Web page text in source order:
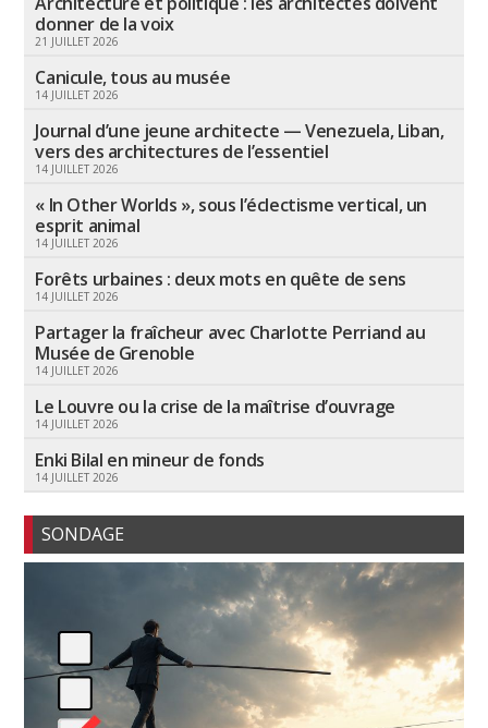
donner de la voix
21 JUILLET 2026
Canicule, tous au musée
14 JUILLET 2026
Journal d’une jeune architecte — Venezuela, Liban,
vers des architectures de l’essentiel
14 JUILLET 2026
« In Other Worlds », sous l’éclectisme vertical, un
esprit animal
14 JUILLET 2026
Forêts urbaines : deux mots en quête de sens
14 JUILLET 2026
Partager la fraîcheur avec Charlotte Perriand au
Musée de Grenoble
14 JUILLET 2026
Le Louvre ou la crise de la maîtrise d’ouvrage
14 JUILLET 2026
Enki Bilal en mineur de fonds
14 JUILLET 2026
SONDAGE